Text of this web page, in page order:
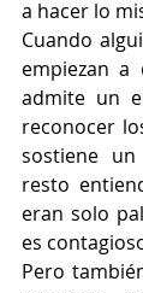
a hacer lo
Cuando
empiezan a
admite un
reconocer
sostiene
resto
eran solo
es
Pero